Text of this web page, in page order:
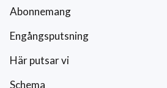
Abonnemang
Engångsputsning
Här putsar vi
Schema